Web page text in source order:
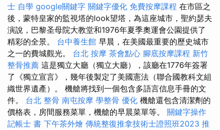
士 自學 google關鍵字 關鍵字優化 免費按摩課程 在市區之
後，蒙特皇家的監視塔的look望塔，為這座城市，聖約瑟夫
演說，巴黎圣母院大教堂和1976年夏季奧運會公園提供了
精彩的全景。 台中養生館 早晨，在美國最重要的歷史城市
之一的費城觀光。 台北 按摩 茶會點心 腳底按摩課程 新竹
整骨推薦 這是獨立大廳（獨立大廳），該廳在1776年簽署
了《獨立宣言》，幾年後製定了美國憲法（聯合國教科文組
織世界遺產）。 機艙將找到一個包含多語言信息手冊的文
件。 台北 整骨 南屯按摩 學整骨 優化 機艙還包含清潔劑的
價格表，房間服務菜單，機艙的早晨菜單等。 關鍵字操作
記帳士 書 下午茶外燴 傳統整復推拿技術士證照班2023 推